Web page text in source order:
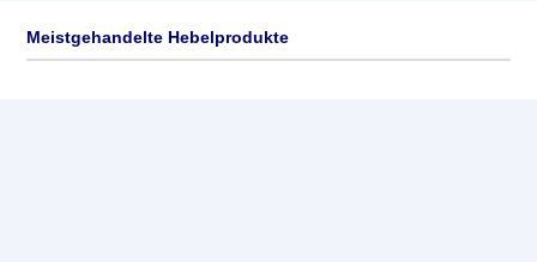
Meistgehandelte Hebelprodukte